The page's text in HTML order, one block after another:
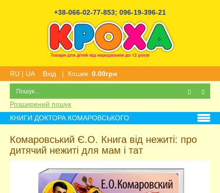
+38-066-02-77-853; 096-19-396-21
RU | UA Вхід | Кошик 0.00грн
Розширений пошук
КНИГИ ДОКТОРА КОМАРОВСЬКОГО
Комаровський Є.О. Книга від нежиті: про
дитячий нежиті для мам і тат